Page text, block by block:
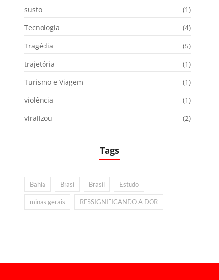
susto
(1)
Tecnologia
(4)
Tragédia
(5)
trajetória
(1)
Turismo e Viagem
(1)
violência
(1)
viralizou
(2)
Tags
Bahia Brasi Brasil Estudo
minas gerais RESSIGNIFICANDO A DOR